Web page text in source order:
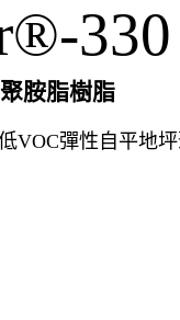
330
胺脂樹脂
VOC彈性自平地